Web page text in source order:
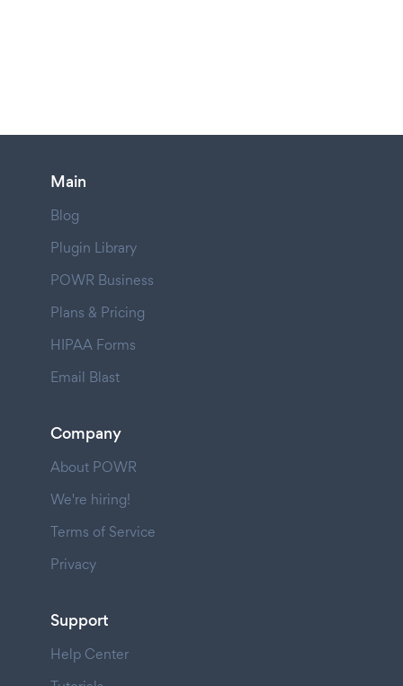
Main
Blog
Plugin Library
POWR Business
Plans & Pricing
HIPAA Forms
Email Blast
Company
About POWR
We're hiring!
Terms of Service
Privacy
Support
Help Center